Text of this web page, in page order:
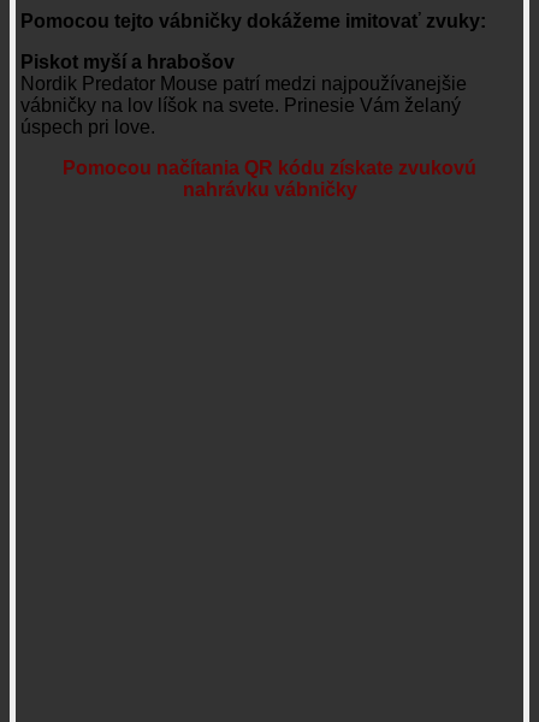
Pomocou tejto vábničky dokážeme imitovať zvuky:
Piskot myší a hrabošov
Nordik Predator Mouse patrí medzi najpoužívanejšie
vábničky na lov líšok na svete. Prinesie Vám želaný
úspech pri love.
Pomocou načítania QR kódu získate zvukovú
nahrávku vábničky